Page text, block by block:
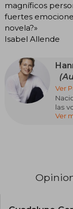
magníficos
fuertes
novela?»
Isabel Allende
Ver
las
Ver